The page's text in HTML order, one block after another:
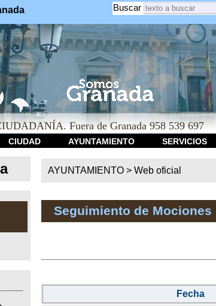
Buscar
Fuera de Granada 958 539 697
CIUDAD AYUNTAMIENTO SERVICIOS
AYUNTAMIENTO > Web oficial
Seguimiento de Mociones
Fecha